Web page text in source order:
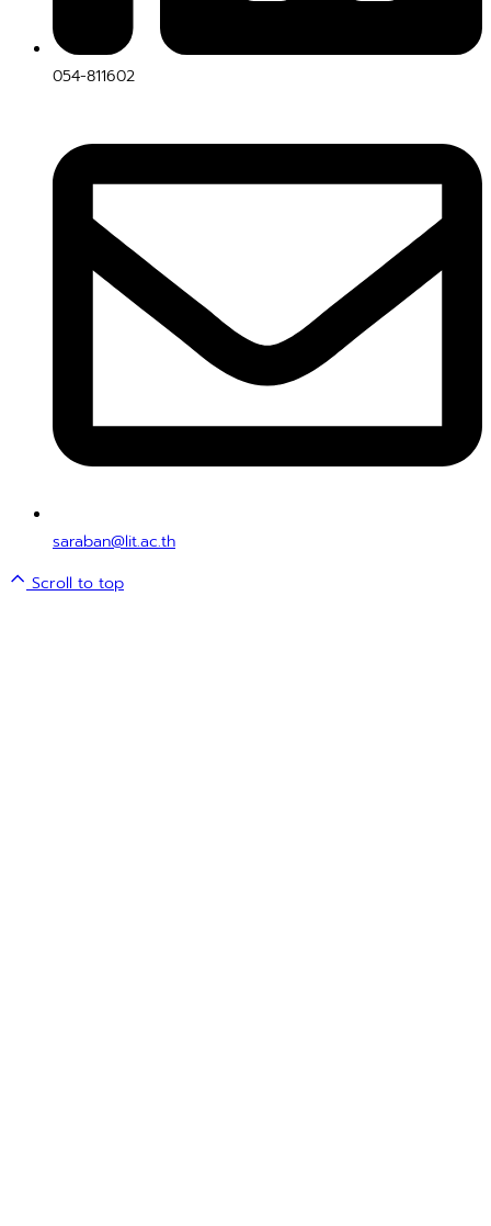
054-811602
saraban@lit.ac.th
Scroll to top